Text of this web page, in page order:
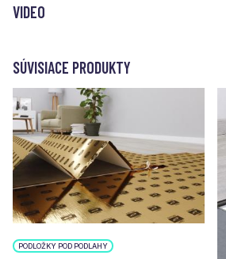
VIDEO
SÚVISIACE PRODUKTY
PODLOŽKY POD PODLAHY